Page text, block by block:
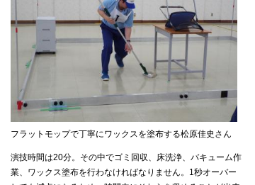
フラットモップで丁寧にワックスを塗布する松原佳史さん
演技時間は20分。その中でゴミ回収、床洗浄、バキューム作
業、ワックス塗布を行わなければなりません。1秒オーバー